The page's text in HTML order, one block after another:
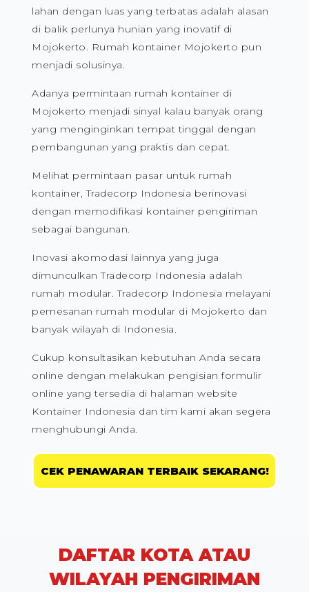
lahan dengan luas yang terbatas adalah alasan
di balik perlunya hunian yang inovatif di
Mojokerto. Rumah kontainer Mojokerto pun
menjadi solusinya.
Adanya permintaan rumah kontainer di
Mojokerto menjadi sinyal kalau banyak orang
yang menginginkan tempat tinggal dengan
pembangunan yang praktis dan cepat.
Melihat permintaan pasar untuk rumah
kontainer, Tradecorp Indonesia berinovasi
dengan memodifikasi kontainer pengiriman
sebagai bangunan.
Inovasi akomodasi lainnya yang juga
dimunculkan Tradecorp Indonesia adalah
rumah modular. Tradecorp Indonesia melayani
pemesanan rumah modular di Mojokerto dan
banyak wilayah di Indonesia.
Cukup konsultasikan kebutuhan Anda secara
online dengan melakukan pengisian formulir
online yang tersedia di halaman website
Kontainer Indonesia dan tim kami akan segera
menghubungi Anda.
CEK PENAWARAN TERBAIK SEKARANG!
DAFTAR KOTA ATAU
WILAYAH PENGIRIMAN